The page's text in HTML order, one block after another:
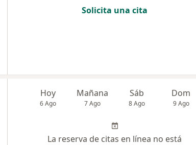
Solicita una cita
Hoy
6 Ago
Mañana
7 Ago
Sáb
8 Ago
Dom
9 Ago
La reserva de citas en línea no está